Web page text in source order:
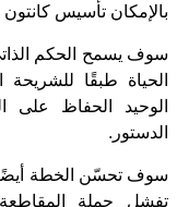
بالإمكان تأسيس
سوف يسمح الحكم
الحياة طبقًا للشريحة
الوحيد الحفاظ على
الدستور.
سوف تحسّن الخطة أيضًا
تفشل حملة